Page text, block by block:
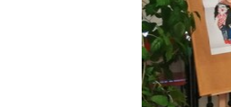
Programy
Porozumienia